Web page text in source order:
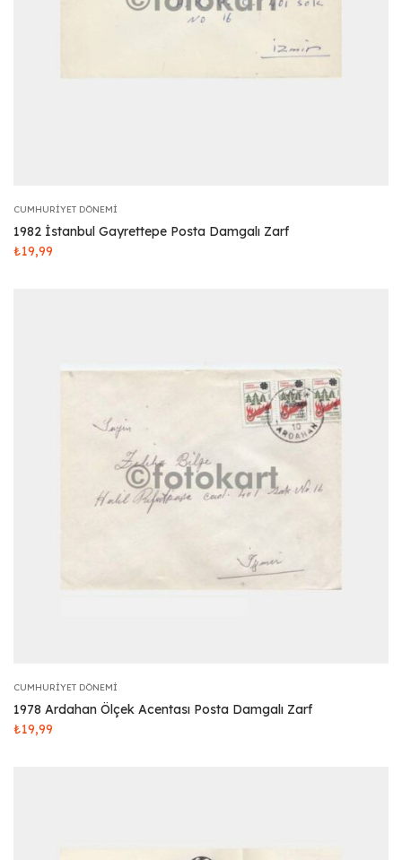
CUMHURIYET DÖNEMI
1982 İstanbul Gayrettepe Posta Damgalı Zarf
₺19,99
CUMHURIYET DÖNEMI
1978 Ardahan Ölçek Acentası Posta Damgalı Zarf
₺19,99